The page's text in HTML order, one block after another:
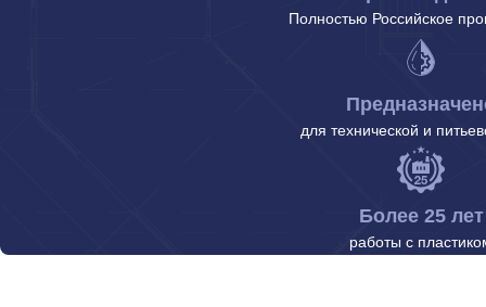
Полностью Российское
для технической и
Более 25 лет
работы с